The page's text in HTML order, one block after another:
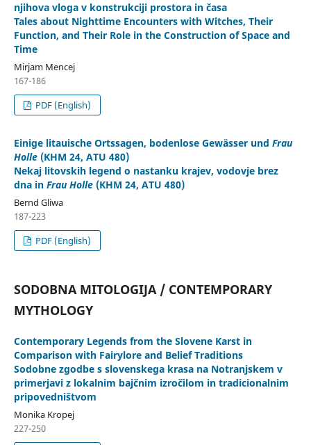
njihova vloga v konstrukciji prostora in časa
Tales about Nighttime Encounters with Witches, Their
Function, and Their Role in the Construction of Space and
Time
Mirjam Mencej
167-186
PDF (English)
Einige litauische Ortssagen, bodenlose Gewässer und Frau
Holle(KHM 24, ATU 480)
Nekaj litovskih legend o nastanku krajev, vodovje brez
dna in Frau Holle(KHM 24, ATU 480)
Bernd Gliwa
187-223
PDF (English)
SODOBNA MITOLOGIJA / CONTEMPORARY
MYTHOLOGY
Contemporary Legends from the Slovene Karst in
Comparison with Fairylore and Belief Traditions
Sodobne zgodbe s slovenskega krasa na Notranjskem v
primerjavi z lokalnim bajčnim izročilom in tradicionalnim
pripovedništvom
Monika Kropej
227-250